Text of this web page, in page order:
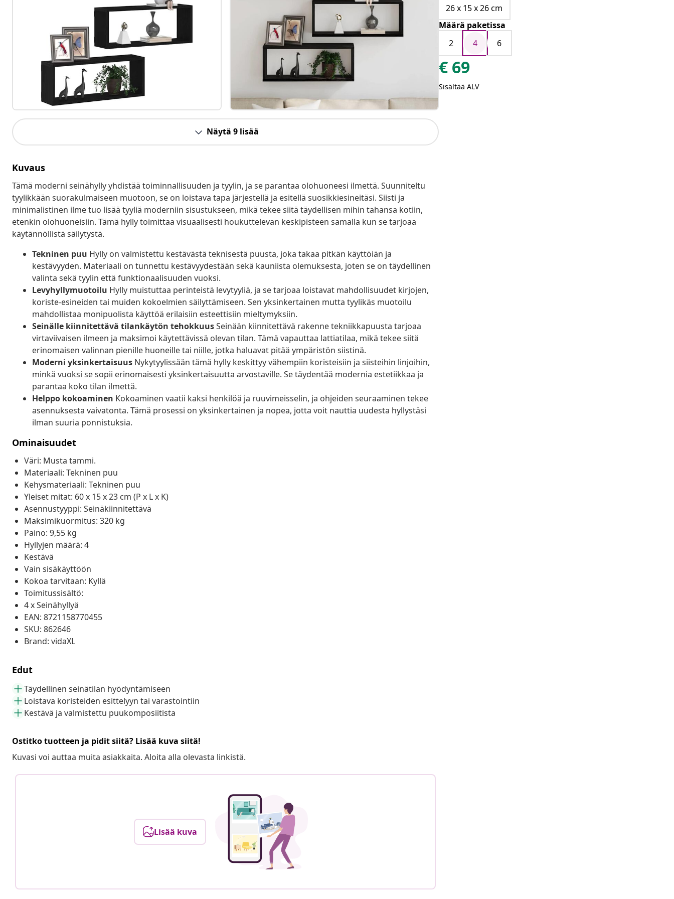
Näytä 9 lisää
Kuvaus
Tämä moderni seinähylly yhdistää toiminnallisuuden ja tyylin, ja se parantaa olohuoneesi ilmettä. Suunniteltu
tyylikkään suorakulmaiseen muotoon, se on loistava tapa järjestellä ja esitellä suosikkiesineitäsi. Siisti ja
minimalistinen ilme tuo lisää tyyliä moderniin sisustukseen, mikä tekee siitä täydellisen mihin tahansa kotiin,
etenkin olohuoneisiin. Tämä hylly toimittaa visuaalisesti houkuttelevan keskipisteen samalla kun se tarjoaa
käytännöllistä säilytystä.
Tekninen puu Hylly on valmistettu kestävästä teknisestä puusta, joka takaa pitkän käyttöiän ja
kestävyyden. Materiaali on tunnettu kestävyydestään sekä kauniista olemuksesta, joten se on täydellinen
valinta sekä tyylin että funktionaalisuuden vuoksi.
Levyhyllymuotoilu Hylly muistuttaa perinteistä levytyyliä, ja se tarjoaa loistavat mahdollisuudet kirjojen,
koriste-esineiden tai muiden kokoelmien säilyttämiseen. Sen yksinkertainen mutta tyylikäs muotoilu
mahdollistaa monipuolista käyttöä erilaisiin esteettisiin mieltymyksiin.
Seinälle kiinnitettävä tilankäytön tehokkuusSeinään kiinnitettävä rakenne tekniikkapuusta tarjoaa
virtaviivaisen ilmeen ja maksimoi käytettävissä olevan tilan. Tämä vapauttaa lattiatilaa, mikä tekee siitä
erinomaisen valinnan pienille huoneille tai niille, jotka haluavat pitää ympäristön siistinä.
Moderni yksinkertaisuus Nykytyylissään tämä hylly keskittyy vähempiin koristeisiin ja siisteihin linjoihin,
minkä vuoksi se sopii erinomaisesti yksinkertaisuutta arvostaville. Se täydentää modernia estetiikkaa ja
parantaa koko tilan ilmettä.
Helppo kokoaminen Kokoaminen vaatii kaksi henkilöä ja ruuvimeisselin, ja ohjeiden seuraaminen tekee
asennuksesta vaivatonta. Tämä prosessi on yksinkertainen ja nopea, jotta voit nauttia uudesta hyllystäsi
ilman suuria ponnistuksia.
Ominaisuudet
Väri: Musta tammi.
Materiaali: Tekninen puu
Kehysmateriaali: Tekninen puu
Yleiset mitat: 60 x 15 x 23 cm (P x L x K)
Asennustyyppi: Seinäkiinnitettävä
Maksimikuormitus: 320 kg
Paino: 9,55 kg
Hyllyjen määrä: 4
Kestävä
Vain sisäkäyttöön
Kokoa tarvitaan: Kyllä
Toimitussisältö:
4 x Seinähyllyä
EAN: 8721158770455
SKU: 862646
Brand: vidaXL
Edut
Täydellinen seinätilan hyödyntämiseen
Loistava koristeiden esittelyyn tai varastointiin
Kestävä ja valmistettu puukomposiitista
Ostitko tuotteen ja pidit siitä? Lisää kuva siitä!
Kuvasi voi auttaa muita asiakkaita. Aloita alla olevasta linkistä.
Lisää kuva
26 x 15 x 26 cm
Määrä paketissa
2
4 6
€ 69
Sisältää ALV